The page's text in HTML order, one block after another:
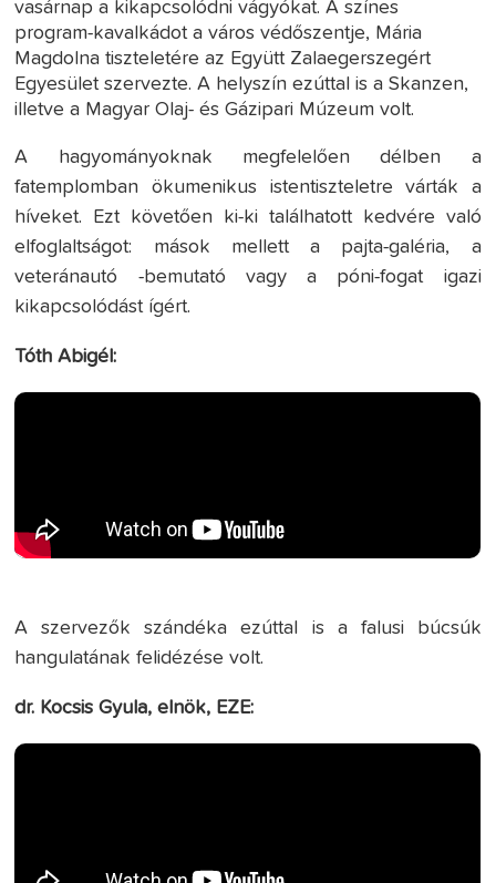
vasárnap a kikapcsolódni vágyókat. A színes
program-kavalkádot a város védőszentje, Mária
Magdolna tiszteletére az Együtt Zalaegerszegért
Egyesület szervezte. A helyszín ezúttal is a Skanzen,
illetve a Magyar Olaj- és Gázipari Múzeum volt.
A hagyományoknak megfelelően délben a
fatemplomban ökumenikus istentiszteletre várták a
híveket. Ezt követően ki-ki találhatott kedvére való
elfoglaltságot: mások mellett a pajta-galéria, a
veteránautó -bemutató vagy a póni-fogat igazi
kikapcsolódást ígért.
Tóth Abigél:
A szervezők szándéka ezúttal is a falusi búcsúk
hangulatának felidézése volt.
dr. Kocsis Gyula, elnök, EZE: